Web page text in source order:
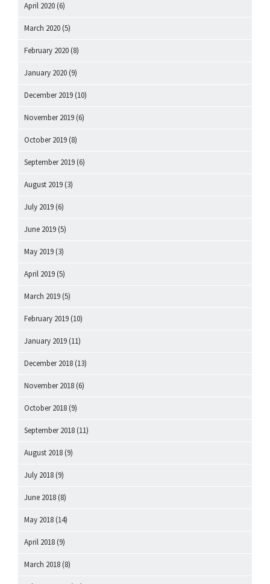
April 2020 (6)
March 2020 (5)
February 2020 (8)
January 2020 (9)
December 2019 (10)
November 2019 (6)
October 2019 (8)
September 2019 (6)
August 2019 (3)
July 2019 (6)
June 2019 (5)
May 2019 (3)
April 2019 (5)
March 2019 (5)
February 2019 (10)
January 2019 (11)
December 2018 (13)
November 2018 (6)
October 2018 (9)
September 2018 (11)
August 2018 (9)
July 2018 (9)
June 2018 (8)
May 2018 (14)
April 2018 (9)
March 2018 (8)